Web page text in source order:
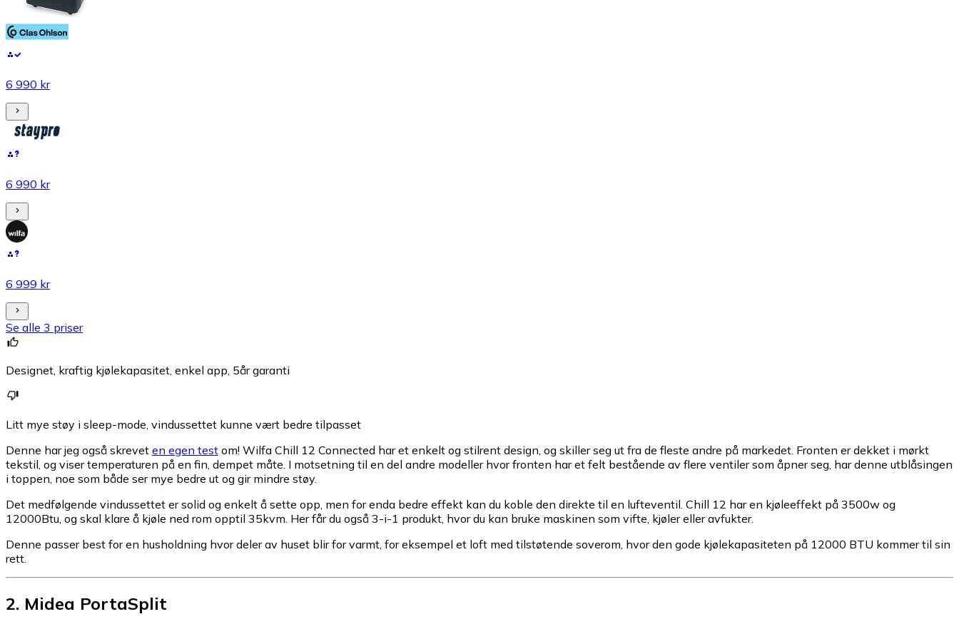
6 990 kr
6 990 kr
6 999 kr
Se alle 3 priser
Designet, kraftig kjølekapasitet, enkel app, 5år garanti
Litt mye støy i sleep-mode, vindussettet kunne vært bedre tilpasset
Denne har jeg også skrevet en egen test om! Wilfa Chill 12 Connected har et enkelt og stilrent design, og skiller seg ut fra de fleste andre på markedet. Fronten er dekket i mørkt
tekstil, og viser temperaturen på en fin, dempet måte. I motsetning til en del andre modeller hvor fronten har et felt bestående av flere ventiler som åpner seg, har denne utblåsingen
i toppen, noe som både ser mye bedre ut og gir mindre støy.
Det medfølgende vindussettet er solid og enkelt å sette opp, men for enda bedre effekt kan du koble den direkte til en lufteventil. Chill 12 har en kjøleeffekt på 3500w og
12000Btu, og skal klare å kjøle ned rom opptil 35kvm. Her får du også 3-i-1 produkt, hvor du kan bruke maskinen som vifte, kjøler eller avfukter.
Denne passer best for en husholdning hvor deler av huset blir for varmt, for eksempel et loft med tilstøtende soverom, hvor den gode kjølekapasiteten på 12000 BTU kommer til sin
rett.
2. Midea PortaSplit